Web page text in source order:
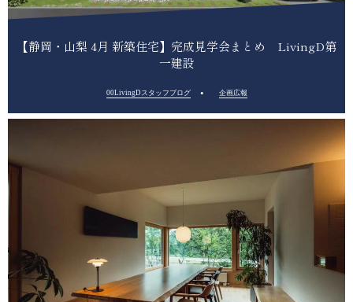
【静岡・山梨 4月 新築住宅】完成見学会まとめ LivingD第
一建設
00LivingDスタッフブログ 企画広報